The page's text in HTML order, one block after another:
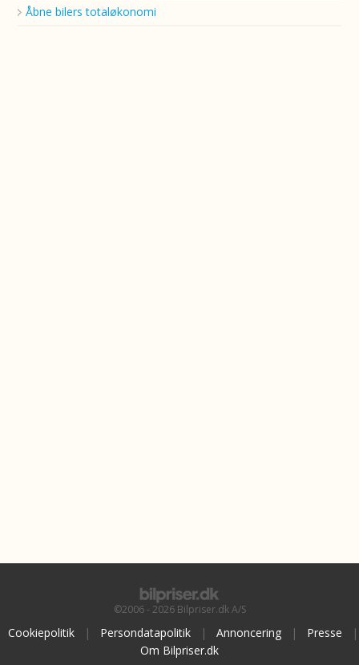
Åbne bilers totaløkonomi
©2006 - 2026 Bilpriser.dk A/S
Cookiepolitik | Persondatapolitik | Annoncering | Presse
|
Om Bilpriser.dk